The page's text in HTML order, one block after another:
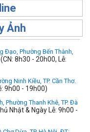
Ảnh
Đạo, Phường Bến Thành,
8h30 - 20h00, Lễ:
Ninh Kiều, TP. Cần Thơ.
9h00 - 19h00)
Phường Thanh Khê, TP. Đà
Nhật & Ngày Lễ: 9h00 -